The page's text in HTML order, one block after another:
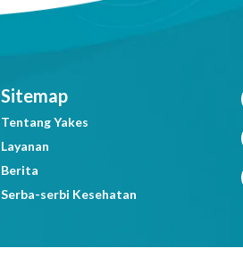
Sitemap
Tentang Yakes
Layanan
Berita
Serba-serbi Kesehatan